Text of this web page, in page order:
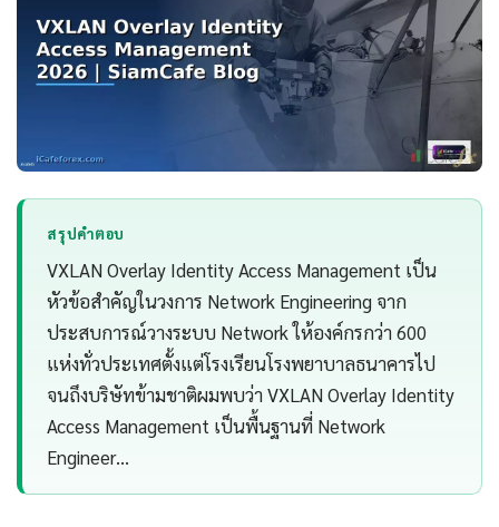
สรุปคำตอบ
VXLAN Overlay Identity Access Management เป็น
หัวข้อสำคัญในวงการ Network Engineering จาก
ประสบการณ์วางระบบ Network ให้องค์กรกว่า 600
แห่งทั่วประเทศตั้งแต่โรงเรียนโรงพยาบาลธนาคารไป
จนถึงบริษัทข้ามชาติผมพบว่า VXLAN Overlay Identity
Access Management เป็นพื้นฐานที่ Network
Engineer…